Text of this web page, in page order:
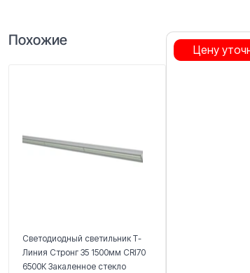
Похожие
Светодиодный светильник Т-
Линия Стронг 35 1500мм CRI70
6500К Закаленное стекло
Цену